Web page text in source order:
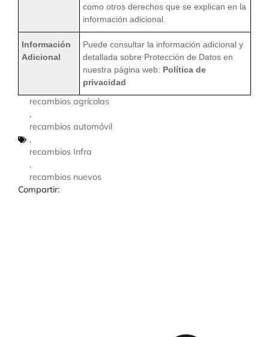
como otros derechos que se explican en la
información adicional.
Información
Adicional
Puede consultar la información adicional y
detallada sobre Protección de Datos en
nuestra página web: Política de
privacidad
recambios agrícolas
,
recambios automóvil
,
recambios Infra
,
recambios nuevos
Compartir: